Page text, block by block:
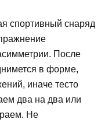
спортивный снаряд
После
в форме,
иначе тесто
два на два или
Не